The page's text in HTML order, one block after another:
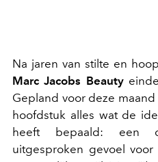
Na jaren van stilte en
Marc Jacobs Beauty
Gepland voor deze
hoofdstuk alles wat de
heeft bepaald: een
uitgesproken gevoel